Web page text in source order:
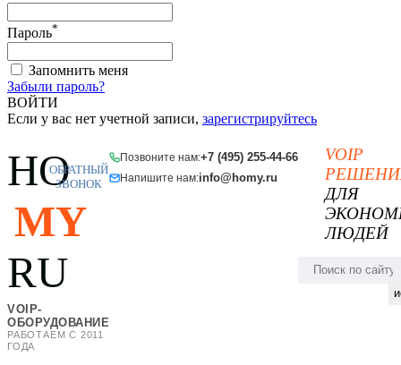
Пароль*
Запомнить меня
Забыли пароль?
ВОЙТИ
Если у вас нет учетной записи, зарегистрируйтесь
HO
MY
RU
VOIP-
ОБОРУДОВАНИЕ
РАБОТАЕМ С 2011
ГОДА
Позвоните нам:+7 (495) 255-44-66
Напишите нам:info@homy.ru
ОБРАТНЫЙ
ЗВОНОК
VOIP
ДЛЯ
ЛЮДЕЙ